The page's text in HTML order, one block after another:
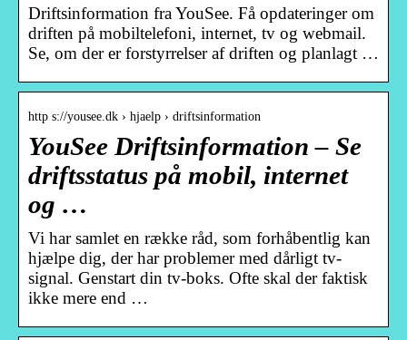
Driftsinformation fra YouSee. Få opdateringer om
driften på mobiltelefoni, internet, tv og webmail.
Se, om der er forstyrrelser af driften og planlagt …
http s://yousee.dk › hjaelp › driftsinformation
YouSee Driftsinformation – Se
driftsstatus på mobil, internet
og …
Vi har samlet en række råd, som forhåbentlig kan
hjælpe dig, der har problemer med dårligt tv-
signal. Genstart din tv-boks. Ofte skal der faktisk
ikke mere end …